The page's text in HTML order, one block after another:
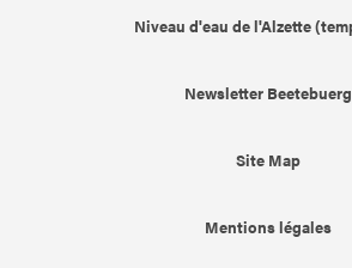
Niveau d'eau de l'Alzette
Newsletter Beetebuerg
Site Map
Mentions légales